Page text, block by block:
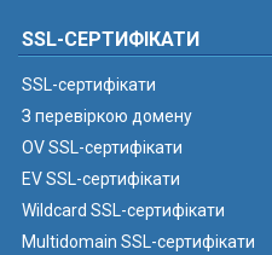
SSL-СЕРТИФІКАТИ
SSL-сертифікати
З перевіркою домену
OV SSL-сертифікати
EV SSL-сертифікати
Wildcard SSL-сертифікати
Multidomain SSL-сертифікати